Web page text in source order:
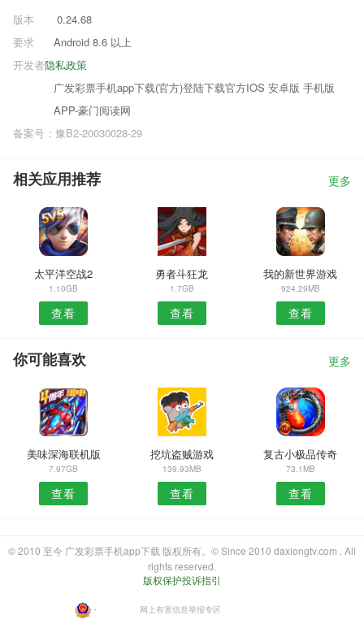
版本
0.24.68
要求
Android 8.6 以上
隐私政策
开发者
广发彩票手机app下载(官方)登陆下载官方IOS 安卓版 手机版
APP-豪门阅读网
备案号：豫B2-20030028-29
相关应用推荐 更多
太平洋空战2
1.10GB
查看
勇者斗狂龙
1.7GB
查看
我的新世界游戏
924.29MB
查看
你可能喜欢 更多
美味深海联机版
7.97GB
查看
挖坑盗贼游戏
139.93MB
查看
复古小极品传奇
73.1MB
查看
© 2010 至今 广发彩票手机app下载 版权所有。© Since 2010 daxiongtv.com . All
rights reserved.
版权保护投诉指引
・ 网上有害信息举报专区